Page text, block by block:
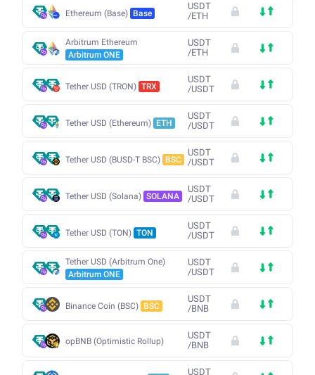
Ethereum (Base) Base
USDT
/ETH
Arbitrum Ethereum
Arbitrum ONE
USDT
/ETH
Tether USD (TRON) TRX
USDT
/USDT
Tether USD (Ethereum) ETH
USDT
/USDT
Tether USD (BUSD-T BSC) BSC
USDT
/USDT
Tether USD (Solana) SOLANA
USDT
/USDT
Tether USD (TON) TON
USDT
/USDT
Tether USD (Arbitrum One)
Arbitrum ONE
USDT
/USDT
Binance Coin (BSC) BSC
USDT
/BNB
opBNB (Optimistic Rollup)
USDT
/BNB
USDT